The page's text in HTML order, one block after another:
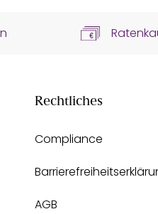
Rechtliches
Compliance
AGB